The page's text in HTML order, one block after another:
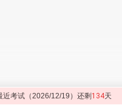
近考试（2026/12/19）还剩 134天